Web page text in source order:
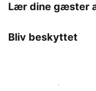
Lær dine gæster
Bliv beskyttet
Bliv vært hos os i dag